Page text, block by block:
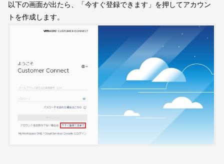
以下の画面が出たら、「今すぐ登録できます」を押してアカウン
トを作成します。